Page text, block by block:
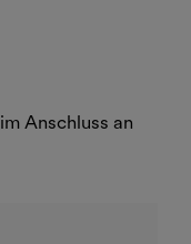
im Anschluss an